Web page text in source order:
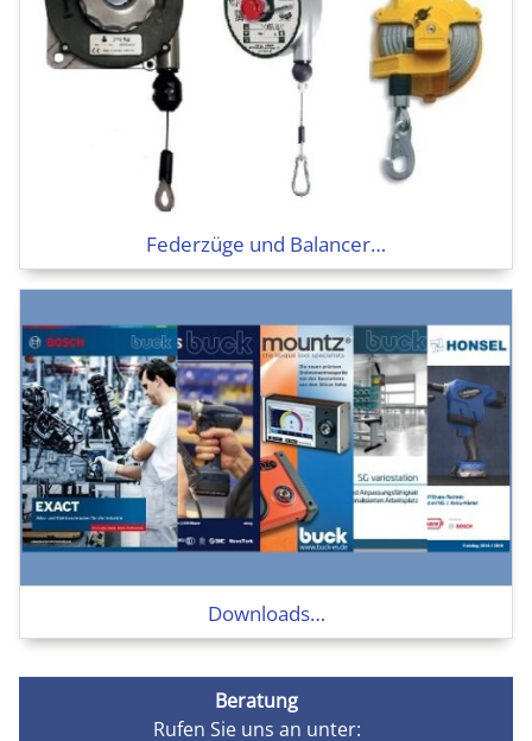
Federzüge und Balancer…
Downloads…
Beratung
Rufen Sie uns an unter: